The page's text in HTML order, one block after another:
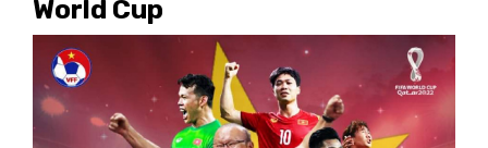
World Cup